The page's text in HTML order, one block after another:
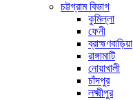
চট্টগ্রাম বিভাগ
কুমিল্লা
ফেনী
ব্রাহ্মণবাড়িয়া
রাঙ্গামাটি
নোয়াখালী
চাঁদপুর
লক্ষ্মীপুর